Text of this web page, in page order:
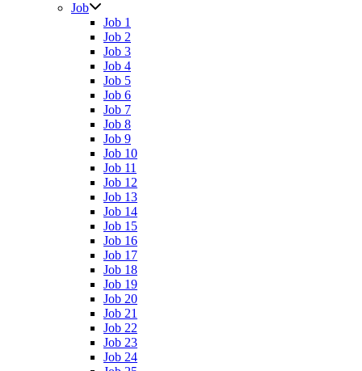
Job
Job 1
Job 2
Job 3
Job 4
Job 5
Job 6
Job 7
Job 8
Job 9
Job 10
Job 11
Job 12
Job 13
Job 14
Job 15
Job 16
Job 17
Job 18
Job 19
Job 20
Job 21
Job 22
Job 23
Job 24